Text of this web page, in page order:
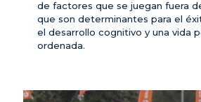
de factores que se juegan fuera
que son determinantes para el
el desarrollo cognitivo y una vida
ordenada.